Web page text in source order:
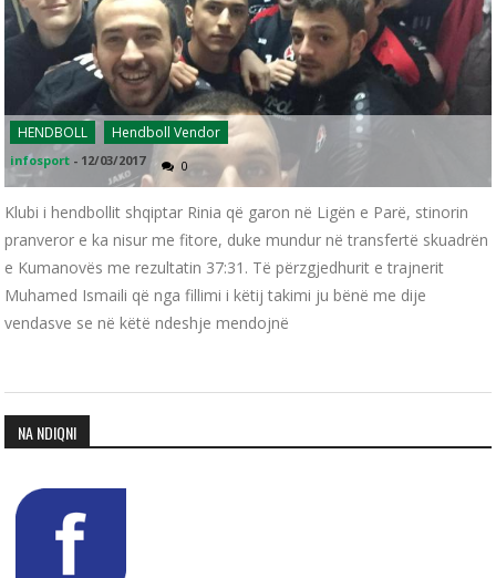
HENDBOLL Hendboll Vendor
infosport - 12/03/2017 0
Klubi i hendbollit shqiptar Rinia që garon në Ligën e Parë, stinorin
pranveror e ka nisur me fitore, duke mundur në transfertë skuadrën
e Kumanovës me rezultatin 37:31. Të përzgjedhurit e trajnerit
Muhamed Ismaili që nga fillimi i këtij takimi ju bënë me dije
vendasve se në këtë ndeshje mendojnë
NA NDIQNI